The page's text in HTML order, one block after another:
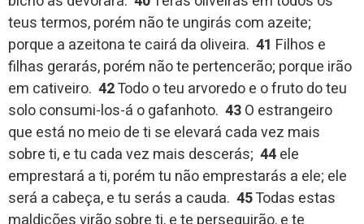
teus termos, porém não te ungirás com azeite;
porque a azeitona te cairá da oliveira. 41 Filhos e
filhas gerarás, porém não te pertencerão; porque irão
em cativeiro. 42Todo o teu arvoredo e o fruto do teu
solo consumi-los-á o gafanhoto. 43O estrangeiro
que está no meio de ti se elevará cada vez mais
sobre ti, e tu cada vez mais descerás; 44ele
emprestará a ti, porém tu não emprestarás a ele; ele
será a cabeça, e tu serás a cauda. 45Todas estas